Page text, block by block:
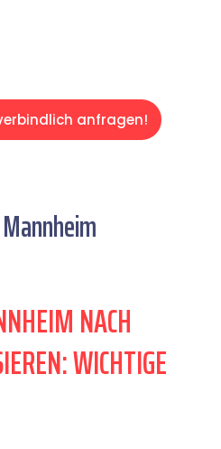
anfragen!
NACH
WICHTIGE